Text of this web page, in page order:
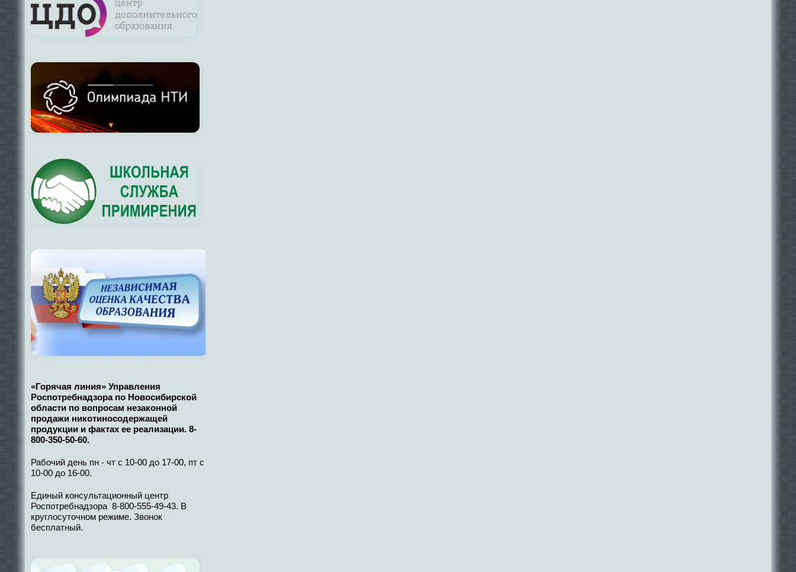
«Горячая линия» Управления
Роспотребнадзора по Новосибирской
области по вопросам незаконной
продажи никотиносодержащей
продукции и фактах ее реализации. 8-
800-350-50-60.
Рабочий день пн - чт с 10-00 до 17-00, пт с
10-00 до 16-00.
Единый консультационный центр
Роспотребнадзора 8-800-555-49-43. В
круглосуточном режиме. Звонок
бесплатный.